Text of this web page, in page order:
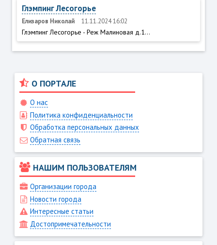
Глэмпинг Лесогорье
Елизаров Николай 11.11.2024 16:02
Глэмпинг Лесогорье - Реж Малиновая д.1...
О ПОРТАЛЕ
О нас
Политика конфиденциальности
Обработка персональных данных
Обратная связь
НАШИМ ПОЛЬЗОВАТЕЛЯМ
Организации города
Новости города
Интересные статьи
Достопримечательности